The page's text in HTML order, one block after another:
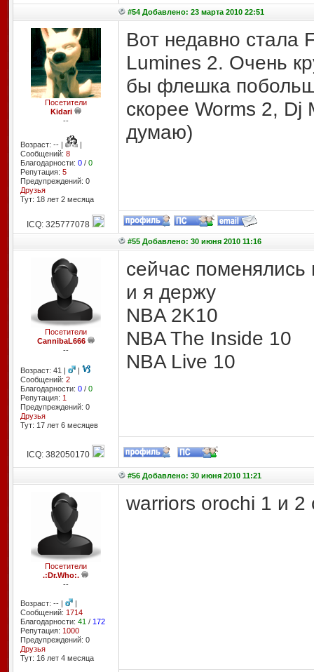
#54 Добавлено: 23 марта 2010 22:51
Посетители
Kidari
--
Возраст: -- |
|
Сообщений: 8
Благодарности: 0/ 0
Репутация: 5
Предупреждений: 0
Друзья
Тут: 18 лет 2 месяцa
Вот недавно стала
Lumines 2. Очень
бы флешка
скорее Worms 2,
думаю)
ICQ: 325777078
#55 Добавлено: 30 июня 2010 11:16
Посетители
CannibaL666
--
Возраст: 41 |
|
Сообщений: 2
Благодарности: 0/ 0
Репутация: 1
Предупреждений: 0
Друзья
Тут: 17 лет 6 месяцев
сейчас
и я держу
NBA 2K10
NBA The Inside 10
NBA Live 10
ICQ: 382050170
#56 Добавлено: 30 июня 2010 11:21
Посетители
.:Dr.Who:.
--
Возраст: -- |
|
Сообщений: 1714
Благодарности: 41 / 172
Репутация: 1000
Предупреждений: 0
Друзья
Тут: 16 лет 4 месяцa
warriors orochi 1 и 2